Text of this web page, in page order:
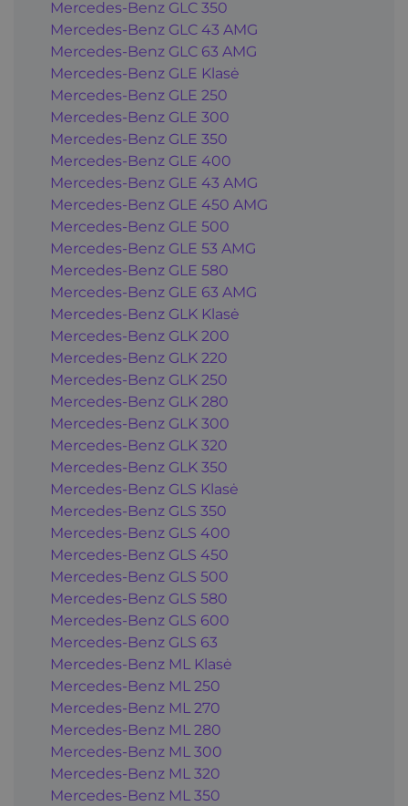
Mercedes-Benz GLC 350
Mercedes-Benz GLC 43 AMG
Mercedes-Benz GLC 63 AMG
Mercedes-Benz GLE Klasė
Mercedes-Benz GLE 250
Mercedes-Benz GLE 300
Mercedes-Benz GLE 350
Mercedes-Benz GLE 400
Mercedes-Benz GLE 43 AMG
Mercedes-Benz GLE 450 AMG
Mercedes-Benz GLE 500
Mercedes-Benz GLE 53 AMG
Mercedes-Benz GLE 580
Mercedes-Benz GLE 63 AMG
Mercedes-Benz GLK Klasė
Mercedes-Benz GLK 200
Mercedes-Benz GLK 220
Mercedes-Benz GLK 250
Mercedes-Benz GLK 280
Mercedes-Benz GLK 300
Mercedes-Benz GLK 320
Mercedes-Benz GLK 350
Mercedes-Benz GLS Klasė
Mercedes-Benz GLS 350
Mercedes-Benz GLS 400
Mercedes-Benz GLS 450
Mercedes-Benz GLS 500
Mercedes-Benz GLS 580
Mercedes-Benz GLS 600
Mercedes-Benz GLS 63
Mercedes-Benz ML Klasė
Mercedes-Benz ML 250
Mercedes-Benz ML 270
Mercedes-Benz ML 280
Mercedes-Benz ML 300
Mercedes-Benz ML 320
Mercedes-Benz ML 350